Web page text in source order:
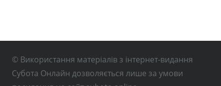
© Використання матеріалів з інтернет-видання
Субота Онлайн дозволяється лише за умови